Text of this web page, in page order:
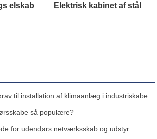
elskab Elektrisk kabinet af stål
til installation af klimaanlæg i industriskabe
så populære?
for udendørs netværksskab og udstyr